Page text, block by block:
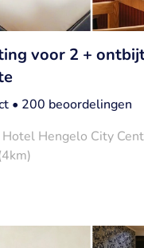
voor 2 +
• 200 beoordelingen
Hotel Hengelo City